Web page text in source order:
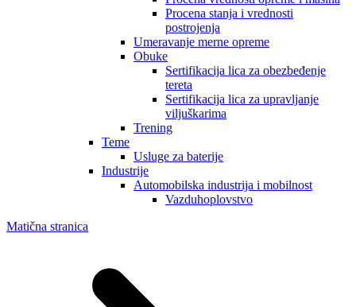
Procena stanja i vrednosti
postrojenja
Umeravanje merne opreme
Obuke
Sertifikacija lica za obezbeđenje
tereta
Sertifikacija lica za upravljanje
viljuškarima
Trening
Teme
Usluge za baterije
Industrije
Automobilska industrija i mobilnost
Vazduhoplovstvo
Matična stranica